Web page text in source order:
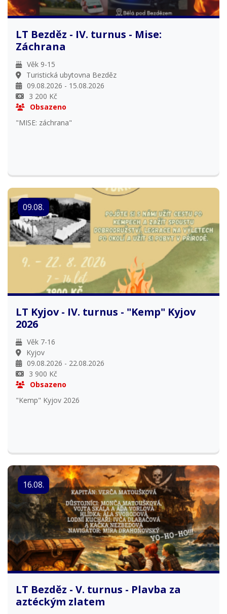
LT Bezděz - IV. turnus - Mise:
Záchrana
Věk 9-15
Turistická ubytovna Bezděz
09.08.2026 - 15.08.2026
3 200 Kč
Obsazeno
"MISE: záchrana"
09.08.
LT Kyjov - IV. turnus - "Kemp" Kyjov
2026
Věk 7-16
Kyjov
09.08.2026 - 22.08.2026
3 900 Kč
Obsazeno
"Kemp" Kyjov 2026
16.08.
LT Bezděz - V. turnus - Plavba za
aztéckým zlatem